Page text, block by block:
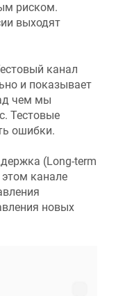
риском.
выходят
канал
и показывает
чем мы
Тестовые
ошибки.
(Long-term
канале
новых